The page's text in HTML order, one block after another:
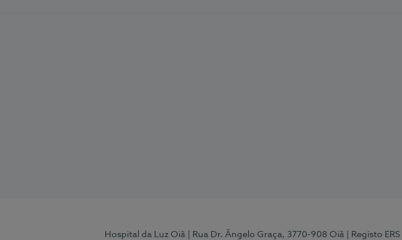
Hospital da Luz Oiã | Rua Dr. Ângelo Graça, 3770-908 Oiã | Registo